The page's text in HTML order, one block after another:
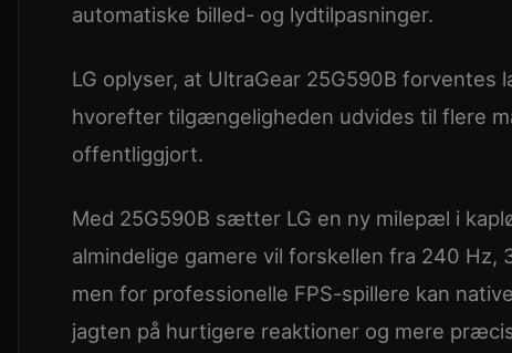
automatiske billed- og lydtilpasninger.
LG oplyser, at UltraGear 25G590B forventes
hvorefter tilgængeligheden udvides til flere
offentliggjort.
Med 25G590B sætter LG en ny milepæl i
almindelige gamere vil forskellen fra 240
men for professionelle FPS-spillere kan
jagten på hurtigere reaktioner og mere